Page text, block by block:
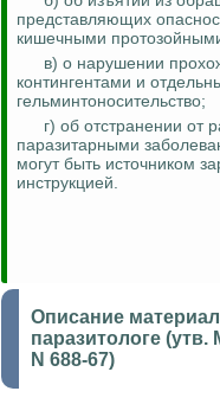
представляющих
кишечными
в) о нарушении
контингентами и
гельминтоносительство;
г) об отстранении от
паразитарными
могут быть источником
инструкцией.
Описание
паразитологе
N 688-67)